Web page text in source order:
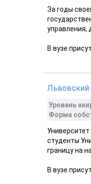
За годы
управления,
В вузе
Львовский
Уровень
Форма
студенты
границу на
В вузе